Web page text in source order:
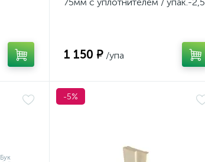
1 150 ₽ /упа
-5%